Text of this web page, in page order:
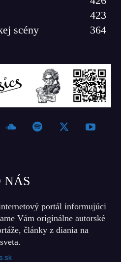
423
scény
364
NÁS
portál informujúci
Vám originálne autorské
články z diania na